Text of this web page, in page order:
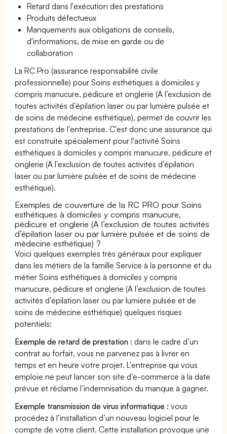
Retard dans l'exécution des prestations
Produits défectueux
Manquements aux obligations de conseils,
d'informations, de mise en garde ou de
collaboration
La RC Pro (assurance responsabilité civile
professionnelle) pour Soins esthétiques à domiciles y
compris manucure, pédicure et onglerie (A l’exclusion de
toutes activités d’épilation laser ou par lumière pulsée et
de soins de médecine esthétique), permet de couvrir les
prestations de l’entreprise. C'est donc une assurance qui
est construite spécialement pour l'activité Soins
esthétiques à domiciles y compris manucure, pédicure et
onglerie (A l’exclusion de toutes activités d’épilation
laser ou par lumière pulsée et de soins de médecine
esthétique).
Exemples de couverture de la RC PRO pour Soins
esthétiques à domiciles y compris manucure,
pédicure et onglerie (A l’exclusion de toutes activités
d’épilation laser ou par lumière pulsée et de soins de
médecine esthétique) ?
Voici quelques exemples très généraux pour expliquer
dans les métiers de la famille Service à la personne et du
métier Soins esthétiques à domiciles y compris
manucure, pédicure et onglerie (A l’exclusion de toutes
activités d’épilation laser ou par lumière pulsée et de
soins de médecine esthétique) quelques risques
potentiels:
Exemple de retard de prestation : dans le cadre d’un
contrat au forfait, vous ne parvenez pas à livrer en
temps et en heure votre projet. L’entreprise qui vous
emploie ne peut lancer son site d’e-commerce à la date
prévue et réclame l’indemnisation du manque à gagner.
Exemple transmission de virus informatique : vous
procédez à l’installation d’un nouveau logiciel pour le
compte de votre client. Cette installation provoque une